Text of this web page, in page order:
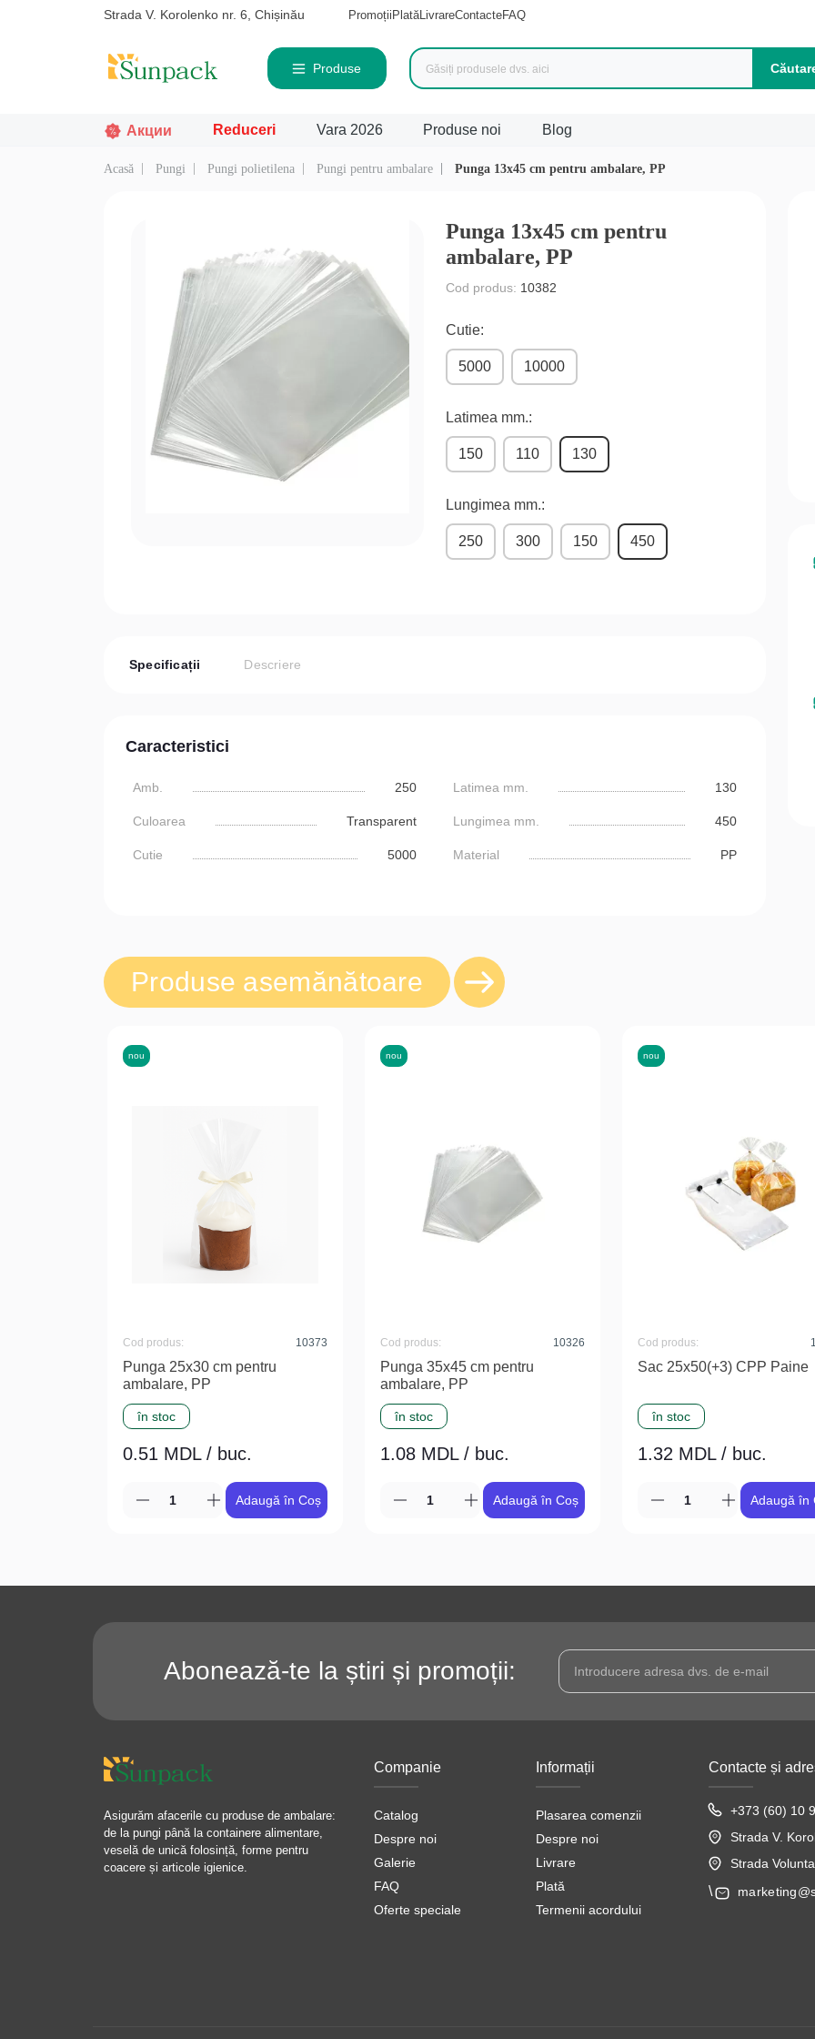
Strada V. Korolenko nr. 6, Chișinău Promoții PlatăLivrareContacteFAQ
Produse
Акции Reduceri Vara 2026 Produse noi Blog
Acasă Pungi Pungi polietilena Pungi pentru ambalare Punga 13x45 cm pentru ambalare, PP
Punga 13x45 cm pentru
ambalare, PP
Cod produs: 10382
Cutie:
5000 10000
Latimea mm.:
150 110 130
Lungimea mm.:
250 300 150 450
Specificații Descriere
Caracteristici
Amb. 250
Culoarea Transparent
Cutie 5000
Latimea mm. 130
Lungimea mm. 450
Material PP
Produse asemănătoare
nou
în stoc
Punga 25x30 cm pentru
ambalare, PP
Cod produs: 10373
0.51 MDL / buc.
Adaugă în Coș
nou
în stoc
Punga 35x45 cm pentru
ambalare, PP
Cod produs: 10326
1.08 MDL / buc.
Adaugă în Coș
nou
în stoc
Sac 25x50(+3) CPP Paine
Cod produs:
1.32 MDL / buc.
Adaugă în
Abonează-te la știri și promoții:
Asigurăm afacerile cu produse de ambalare:
de la pungi până la containere alimentare,
veselă de unică folosință, forme pentru
coacere și articole igienice.
Companie
Catalog
Despre noi
Galerie
FAQ
Oferte speciale
Informații
Plasarea comenzii
Despre noi
Livrare
Plată
Termenii acordului
Contacte și
+373 (60) 10
Strada V.
Strada
\